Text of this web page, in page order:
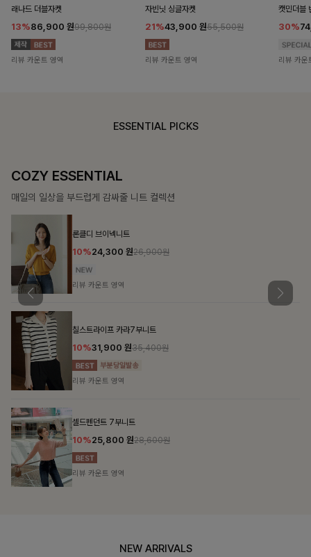
래나드 더블자켓
13%86,900 원99,800원
리뷰 카운트 영역
자빈닛 싱글자켓
21%43,900 원55,500원
리뷰 카운트 영역
캣민더블
30%
리뷰 카운
ESSENTIAL PICKS
COZY ESSENTIAL
매일의 일상을 부드럽게 감싸줄 니트 컬렉션
론클디 브이넥니트
10%24,300 원26,900원
리뷰 카운트 영역
칠스트라이프 카라7부니트
10%31,900 원35,400원
리뷰 카운트 영역
셀드펜던트 7부니트
10%25,800 원28,600원
리뷰 카운트 영역
NEW ARRIVALS